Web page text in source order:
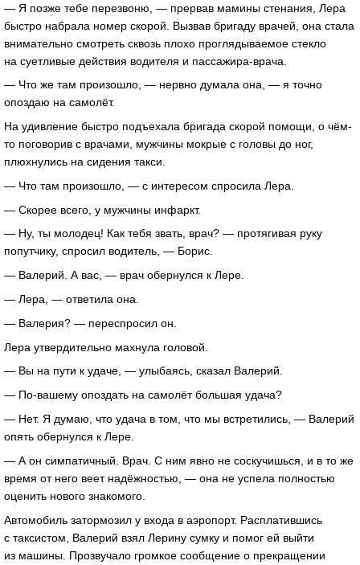
— Я позже тебе перезвоню, — прервав мамины стенания, Лера
быстро набрала номер скорой. Вызвав бригаду врачей, она стала
внимательно смотреть сквозь плохо проглядываемое стекло
на суетливые действия водителя и пассажира-врача.
— Что же там произошло, — нервно думала она, — я точно
опоздаю на самолёт.
На удивление быстро подъехала бригада скорой помощи, о чём-
то поговорив с врачами, мужчины мокрые с головы до ног,
плюхнулись на сидения такси.
— Что там произошло, — с интересом спросила Лера.
— Скорее всего, у мужчины инфаркт.
— Ну, ты молодец! Как тебя звать, врач? — протягивая руку
попутчику, спросил водитель, — Борис.
— Валерий. А вас, — врач обернулся к Лере.
— Лера, — ответила она.
— Валерия? — переспросил он.
Лера утвердительно махнула головой.
— Вы на пути к удаче, — улыбаясь, сказал Валерий.
— По-вашему опоздать на самолёт большая удача?
— Нет. Я думаю, что удача в том, что мы встретились, — Валерий
опять обернулся к Лере.
— А он симпатичный. Врач. С ним явно не соскучишься, и в то же
время от него веет надёжностью, — она не успела полностью
оценить нового знакомого.
Автомобиль затормозил у входа в аэропорт. Расплатившись
с таксистом, Валерий взял Лерину сумку и помог ей выйти
из машины. Прозвучало громкое сообщение о прекращении